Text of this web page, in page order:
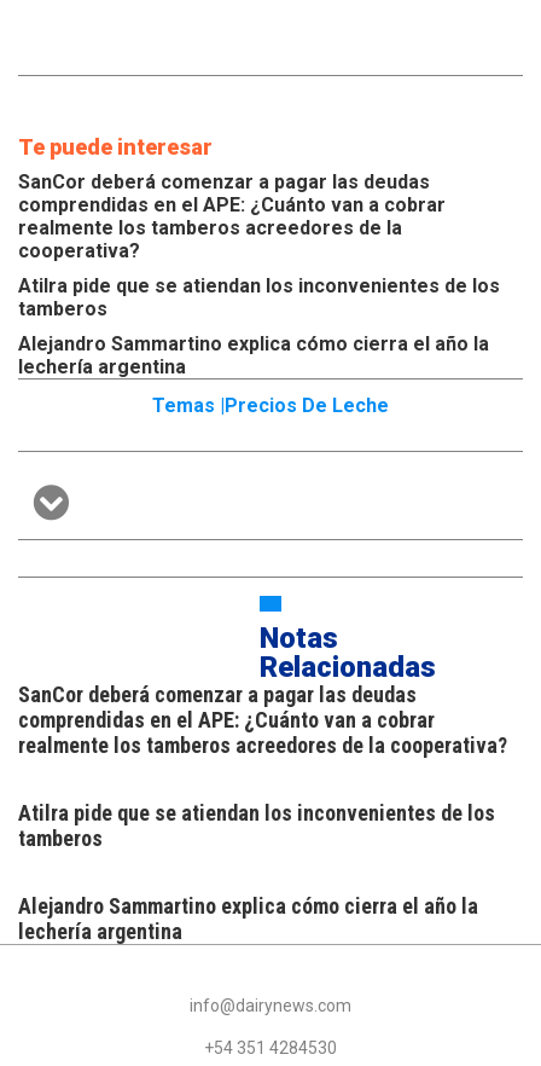
Te puede interesar
SanCor deberá comenzar a pagar las deudas
comprendidas en el APE: ¿Cuánto van a cobrar
realmente los tamberos acreedores de la
cooperativa?
Atilra pide que se atiendan los inconvenientes de los
tamberos
Alejandro Sammartino explica cómo cierra el año la
lechería argentina
Temas |Precios De Leche
Notas
Relacionadas
SanCor deberá comenzar a pagar las deudas
comprendidas en el APE: ¿Cuánto van a cobrar
realmente los tamberos acreedores de la cooperativa?
Atilra pide que se atiendan los inconvenientes de los
tamberos
Alejandro Sammartino explica cómo cierra el año la
lechería argentina
info@dairynews.com
+54 351 4284530